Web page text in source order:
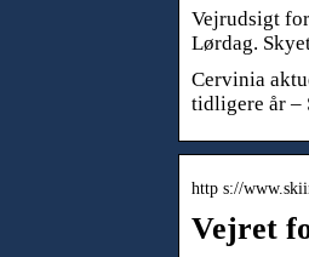
Vejrudsigt
Lørdag.
Cervinia
tidligere år –
http s://
Vejret